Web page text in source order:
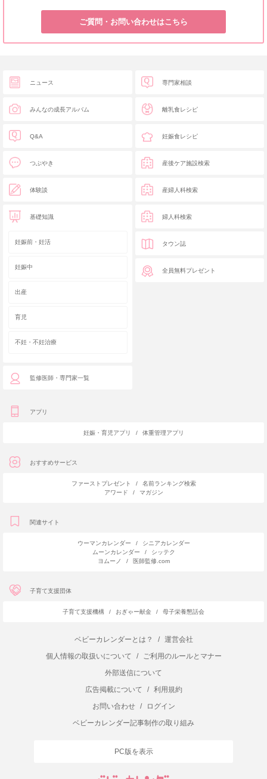
ご質問・お問い合わせはこちら
ニュース
みんなの成長アルバム
Q&A
つぶやき
体験談
基礎知識
妊娠前・妊活
妊娠中
出産
育児
不妊・不妊治療
監修医師・専門家一覧
専門家相談
離乳食レシピ
妊娠食レシピ
産後ケア施設検索
産婦人科検索
婦人科検索
タウン誌
全員無料プレゼント
アプリ
妊娠・育児アプリ / 体重管理アプリ
おすすめサービス
ファーストプレゼント /
名前ランキング検索
アワード
/ マガジン
関連サイト
ウーマンカレンダー /
シニアカレンダー
ムーンカレンダー
/
シッテク
ヨムーノ
/ 医師監修.com
子育て支援団体
子育て支援機構 / おぎゃー献金 / 母子栄養懇話会
ベビーカレンダーとは？ /
運営会社
個人情報の取扱いについて
/
ご利用のルールとマナー
外部送信について
広告掲載について
/
利用規約
お問い合わせ
/
ログイン
ベビーカレンダー記事制作の取り組み
PC版を表示